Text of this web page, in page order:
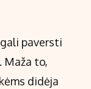
paversti
Maža to,
didėja